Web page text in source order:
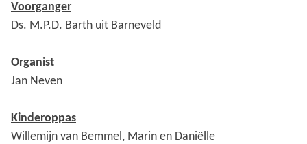
Voorganger
Ds. M.P.D. Barth uit Barneveld
Organist
Jan Neven
Kinderoppas
Willemijn van Bemmel, Marin en Daniëlle